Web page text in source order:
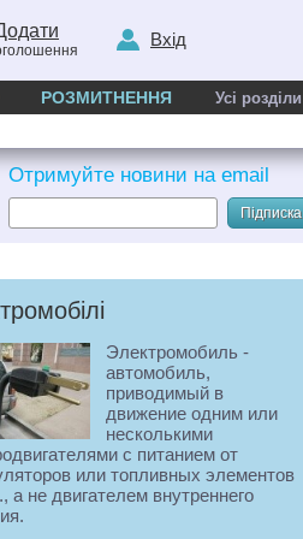
Вхід
РОЗМИТНЕННЯ Усі розділи
Отримуйте новини на email
Підписка
Электромобиль -
автомобиль,
приводимый в
движение одним или
несколькими
с питанием от
или топливных элементов
а не двигателем внутреннего